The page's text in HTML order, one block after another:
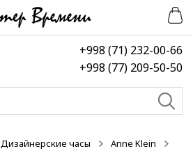
+998 (71) 232-00-66
+998 (77) 209-50-50
Дизайнерские часы
Anne Klein